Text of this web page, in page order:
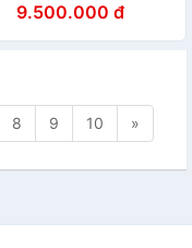
9.500.000 đ
8 9 10 »